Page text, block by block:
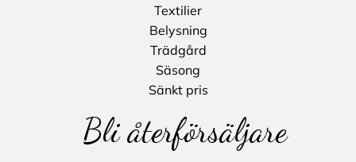
Textilier
Belysning
Trädgård
Säsong
Sänkt pris
Bli återförsäljare